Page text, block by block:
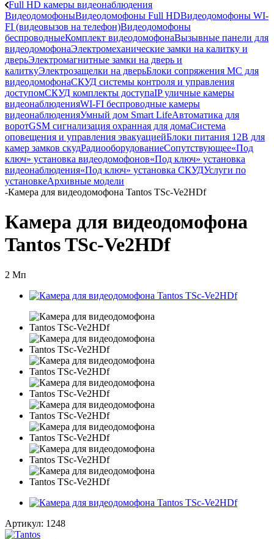
Full HD камеры видеонаблюдения
ВидеодомофоныВидеодомофоны Full HDВидеодомофоны WI-
FI (видеовызов на телефон)Видеодомофоны
беспроводныеКомплект видеодомофонаВызывные панели для
видеодомофонаЭлектромеханические замки на калитку и
дверьЭлектромагнитные замки на дверь и
калиткуЭлектрозащелки на дверьБлоки сопряжения МС для
видеодомофонаСКУД системы контроля и управления
доступомСКУД комплекты доступаIP уличные камеры
видеонаблюденияWI-FI беспроводные камеры
видеонаблюденияУмный дом Smart LifeАвтоматика для
воротGSM сигнализация охранная для домаCистема
оповещения и управления эвакуациейБлоки питания 12В для
камер замков скудРадиооборудованиеСопутствующее«Под
ключ» установка видеодомофонов«Под ключ» установка
видеонаблюдения«Под ключ» установка СКУДУслуги по
установкеАрхивные модели
-Камера для видеодомофона Tantos TSc-Ve2HDf
Камера для видеодомофона
Tantos TSc-Ve2HDf
2 Мп
Артикул: 1248